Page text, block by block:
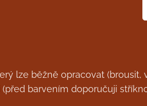
lze běžně opracovat
barvením doporučuji